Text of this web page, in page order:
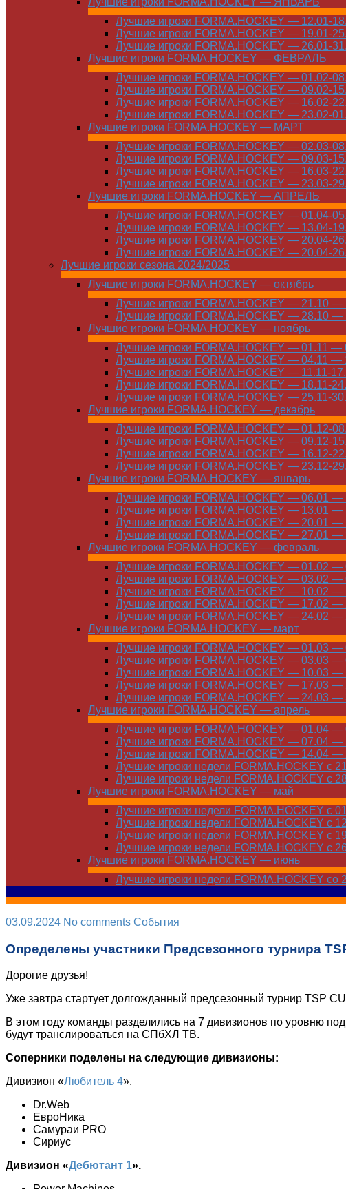
Лучшие игроки FORMA.HOCKEY — 12.01-
Лучшие игроки FORMA.HOCKEY — 19.01-
Лучшие игроки FORMA.HOCKEY — 26.01-
Лучшие игроки FORMA.HOCKEY — ФЕВРАЛЬ
Лучшие игроки FORMA.HOCKEY — 01.02-
Лучшие игроки FORMA.HOCKEY — 09.02-
Лучшие игроки FORMA.HOCKEY — 16.02-
Лучшие игроки FORMA.HOCKEY — 23.02-
Лучшие игроки FORMA.HOCKEY — МАРТ
Лучшие игроки FORMA.HOCKEY — 02.03-
Лучшие игроки FORMA.HOCKEY — 09.03-
Лучшие игроки FORMA.HOCKEY — 16.03-
Лучшие игроки FORMA.HOCKEY — 23.03-
Лучшие игроки FORMA.HOCKEY — АПРЕЛЬ
Лучшие игроки FORMA.HOCKEY — 01.04-
Лучшие игроки FORMA.HOCKEY — 13.04-
Лучшие игроки FORMA.HOCKEY — 20.04-
Лучшие игроки FORMA.HOCKEY — 20.04-
Лучшие игроки сезона 2024/2025
Лучшие игроки FORMA.HOCKEY — октябрь
Лучшие игроки FORMA.HOCKEY — 21.10 —
Лучшие игроки FORMA.HOCKEY — 28.10 —
Лучшие игроки FORMA.HOCKEY — ноябрь
Лучшие игроки FORMA.HOCKEY — 01.11 —
Лучшие игроки FORMA.HOCKEY — 04.11 —
Лучшие игроки FORMA.HOCKEY — 11.11-
Лучшие игроки FORMA.HOCKEY — 18.11-
Лучшие игроки FORMA.HOCKEY — 25.11-
Лучшие игроки FORMA.HOCKEY — декабрь
Лучшие игроки FORMA.HOCKEY — 01.12-
Лучшие игроки FORMA.HOCKEY — 09.12-
Лучшие игроки FORMA.HOCKEY — 16.12-
Лучшие игроки FORMA.HOCKEY — 23.12-
Лучшие игроки FORMA.HOCKEY — январь
Лучшие игроки FORMA.HOCKEY — 06.01 —
Лучшие игроки FORMA.HOCKEY — 13.01 —
Лучшие игроки FORMA.HOCKEY — 20.01 —
Лучшие игроки FORMA.HOCKEY — 27.01 —
Лучшие игроки FORMA.HOCKEY — февраль
Лучшие игроки FORMA.HOCKEY — 01.02 —
Лучшие игроки FORMA.HOCKEY — 03.02 —
Лучшие игроки FORMA.HOCKEY — 10.02 —
Лучшие игроки FORMA.HOCKEY — 17.02 —
Лучшие игроки FORMA.HOCKEY — 24.02 —
Лучшие игроки FORMA.HOCKEY — март
Лучшие игроки FORMA.HOCKEY — 01.03 —
Лучшие игроки FORMA.HOCKEY — 03.03 —
Лучшие игроки FORMA.HOCKEY — 10.03 —
Лучшие игроки FORMA.HOCKEY — 17.03 —
Лучшие игроки FORMA.HOCKEY — 24.03 —
Лучшие игроки FORMA.HOCKEY — апрель
Лучшие игроки FORMA.HOCKEY — 01.04 —
Лучшие игроки FORMA.HOCKEY — 07.04 —
Лучшие игроки FORMA.HOCKEY — 14.04 —
Лучшие игроки недели FORMA.HOCKEY с
Лучшие игроки недели FORMA.HOCKEY с
Лучшие игроки FORMA.HOCKEY — май
Лучшие игроки недели FORMA.HOCKEY с
Лучшие игроки недели FORMA.HOCKEY с
Лучшие игроки недели FORMA.HOCKEY с
Лучшие игроки недели FORMA.HOCKEY с
Лучшие игроки FORMA.HOCKEY — июнь
Лучшие игроки недели FORMA.HOCKEY со
03.09.2024 No comments Cобытия
Определены участники Предсезонного турнира
Дорогие друзья!
Уже завтра стартует долгожданный предсезонный турнир TSP
В этом году команды разделились на 7 дивизионов по уровню
будут транслироваться на СПбХЛ ТВ.
Соперники поделены на следующие дивизионы:
Дивизион «Любитель 4».
Dr.Web
ЕвроНика
Самураи PRO
Сириус
Дивизион «Дебютант 1».